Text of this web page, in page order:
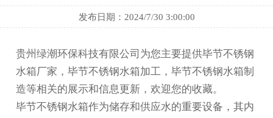
发布日期：2024/7/30 3:00:00
贵州绿潮环保科技有限公司为您主要提供毕节不锈钢
水箱厂家 ，毕节不锈钢水箱加工，毕节不锈钢水箱制
造等相关的展示和信息更新，欢迎您的收藏。
毕节不锈钢水箱作为储存和供应水的重要设备，其内